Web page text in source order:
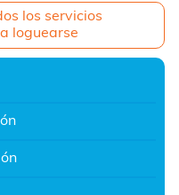
los servicios
loguearse